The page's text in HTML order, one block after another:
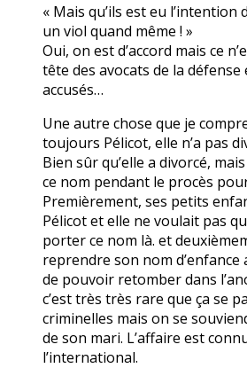
« Mais qu’ils est eu l’intention
un viol quand même ! »
Oui, on est d’accord mais ce
tête des avocats de la
accusés…
Une autre chose que je
toujours Pélicot, elle n’a pas
Bien sûr qu’elle a divorcé,
ce nom pendant le procès
Premièrement, ses petits
Pélicot et elle ne voulait pas
porter ce nom là. et
reprendre son nom d’enfance
de pouvoir retomber dans
c’est très très rare que ça se
criminelles mais on se
de son mari. L’affaire est
l’international.